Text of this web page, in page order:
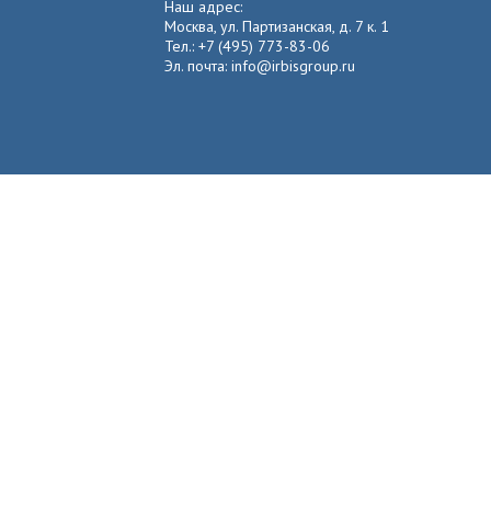
Наш адрес:
Москва, ул. Партизанская, д. 7 к. 1
Тел.: +7 (495) 773-83-06
Эл. почта: info@irbisgroup.ru